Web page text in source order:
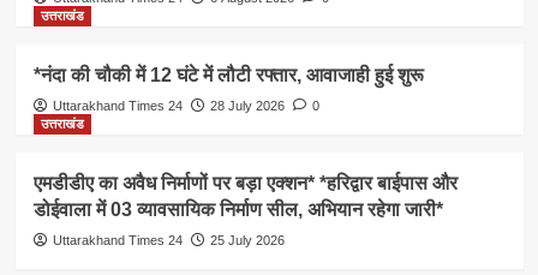
उत्तराखंड
*नंदा की चौकी में 12 घंटे में लौटी रफ्तार, आवाजाही हुई शुरू
Uttarakhand Times 24 28 July 2026
0
उत्तराखंड
एमडीडीए का अवैध निर्माणों पर बड़ा एक्शन* *हरिद्वार बाईपास और
डोईवाला में 03 व्यावसायिक निर्माण सील, अभियान रहेगा जारी*
Uttarakhand Times 24 25 July 2026